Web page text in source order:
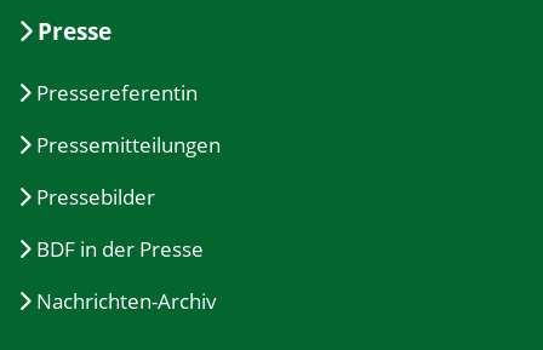
Presse
Pressereferentin
Pressemitteilungen
Pressebilder
BDF in der Presse
Nachrichten-Archiv